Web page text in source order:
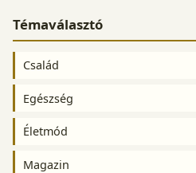
Témaválasztó
Család
Egészség
Életmód
Magazin